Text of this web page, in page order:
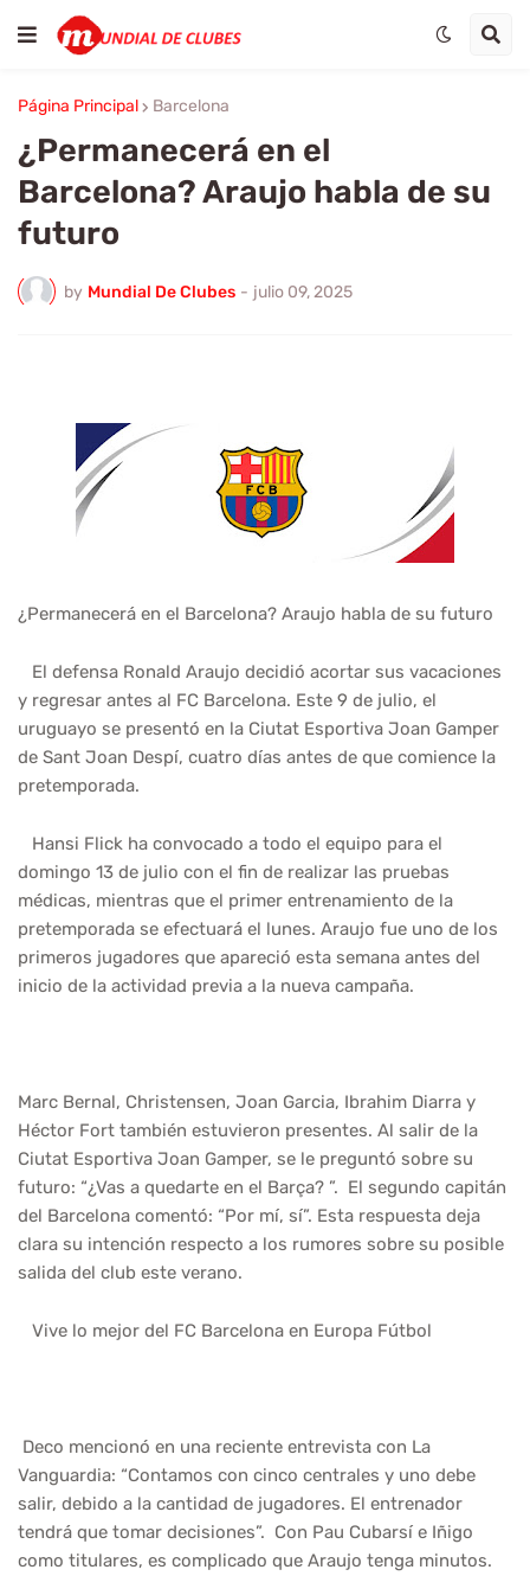
Página Principal Barcelona
¿Permanecerá en el
Barcelona? Araujo habla de su
futuro
by Mundial De Clubes - julio 09, 2025
¿Permanecerá en el Barcelona? Araujo habla de su futuro
El defensa Ronald Araujo decidió acortar sus vacaciones
y regresar antes al FC Barcelona. Este 9 de julio, el
uruguayo se presentó en la Ciutat Esportiva Joan Gamper
de Sant Joan Despí, cuatro días antes de que comience la
pretemporada.
Hansi Flick ha convocado a todo el equipo para el
domingo 13 de julio con el fin de realizar las pruebas
médicas, mientras que el primer entrenamiento de la
pretemporada se efectuará el lunes. Araujo fue uno de los
primeros jugadores que apareció esta semana antes del
inicio de la actividad previa a la nueva campaña.
Marc Bernal, Christensen, Joan Garcia, Ibrahim Diarra y
Héctor Fort también estuvieron presentes. Al salir de la
Ciutat Esportiva Joan Gamper, se le preguntó sobre su
futuro: “¿Vas a quedarte en el Barça? ”. El segundo capitán
del Barcelona comentó: “Por mí, sí”. Esta respuesta deja
clara su intención respecto a los rumores sobre su posible
salida del club este verano.
Vive lo mejor del FC Barcelona en Europa Fútbol
Deco mencionó en una reciente entrevista con La
Vanguardia: “Contamos con cinco centrales y uno debe
salir, debido a la cantidad de jugadores. El entrenador
tendrá que tomar decisiones”. Con Pau Cubarsí e Iñigo
como titulares, es complicado que Araujo tenga minutos.